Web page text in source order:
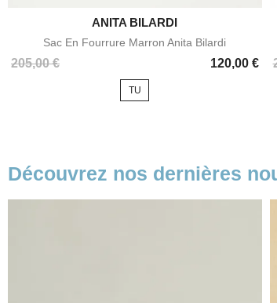
Aperçu rapide
ANITA BILARDI
Sac En Fourrure Marron Anita Bilardi
205,00 € 120,00 €
Prix
TU
Découvrez nos dernières